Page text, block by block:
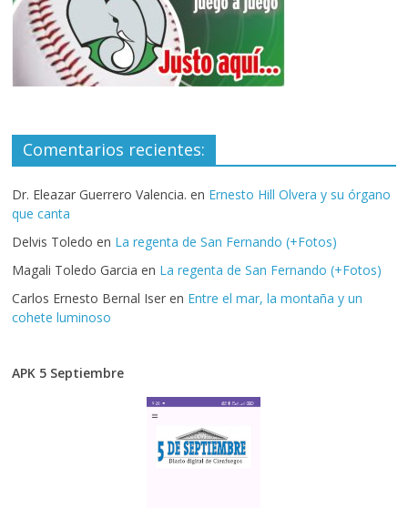
Comentarios recientes:
Dr. Eleazar Guerrero Valencia. en Ernesto Hill Olvera y su órgano
que canta
Delvis Toledo en La regenta de San Fernando (+Fotos)
Magali Toledo Garcia en La regenta de San Fernando (+Fotos)
Carlos Ernesto Bernal Iser en Entre el mar, la montaña y un
cohete luminoso
APK 5 Septiembre